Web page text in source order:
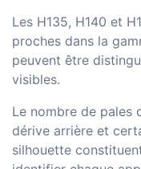
Les H135, H140 et
proches dans la
peuvent être
visibles.
Le nombre de pales
dérive arrière et
silhouette